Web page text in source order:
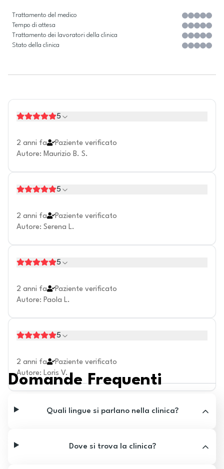
Trattamento del medico
Tempo di attesa
Trattamento dei lavoratori della clinica
Stato della clinica
5
2 anni fa
Paziente verificato
Autore: Maurizio B. S.
5
2 anni fa
Paziente verificato
Autore: Serena L.
5
2 anni fa
Paziente verificato
Autore: Paola L.
5
2 anni fa
Paziente verificato
Autore: Loris V.
Domande Frequenti
Quali lingue si parlano nella clinica?
Dove si trova la clinica?